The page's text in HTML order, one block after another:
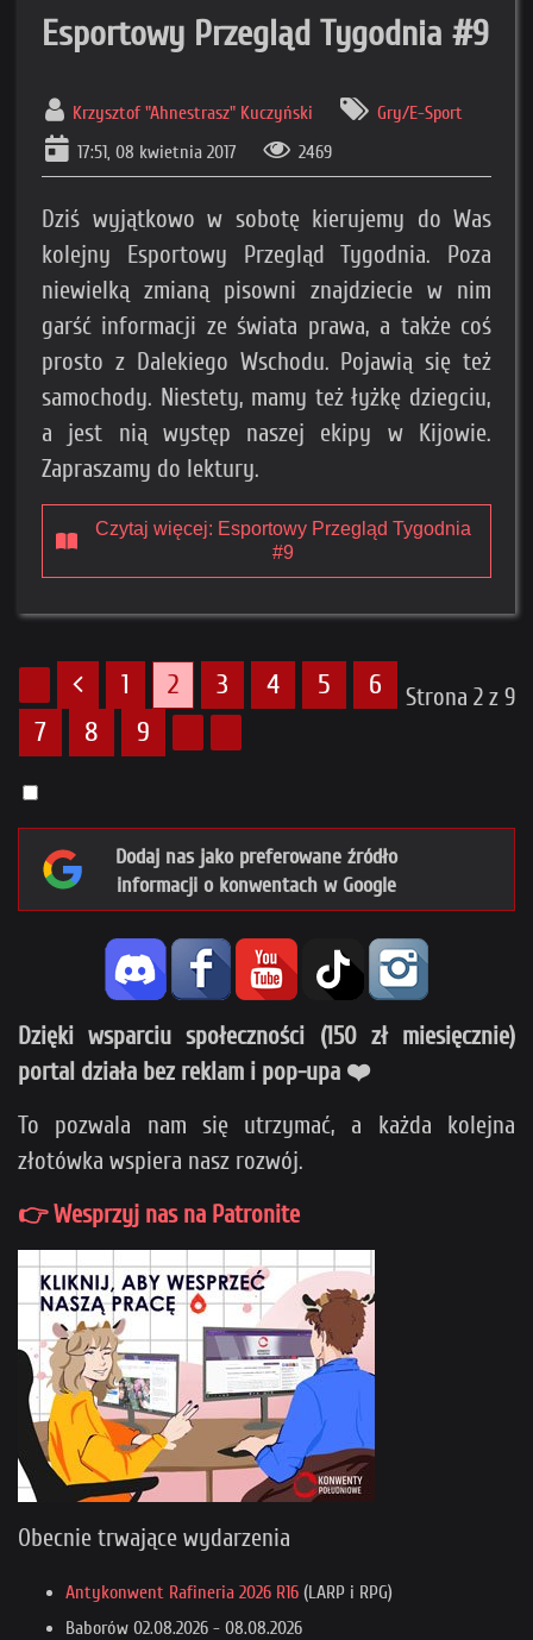
Esportowy Przegląd Tygodnia #9
Krzysztof "Ahnestrasz" Kuczyński
Gry/E-Sport
17:51, 08 kwietnia 2017
2469
Dziś wyjątkowo w sobotę kierujemy do Was
kolejny Esportowy Przegląd Tygodnia. Poza
niewielką zmianą pisowni znajdziecie w nim
garść informacji ze świata prawa, a także coś
prosto z Dalekiego Wschodu. Pojawią się też
samochody. Niestety, mamy też łyżkę dziegciu,
a jest nią występ naszej ekipy w Kijowie.
Zapraszamy do lektury.
Czytaj więcej: Esportowy Przegląd Tygodnia
#9
Strona 2 z 9
1 2 3 4 5
6
7
8 9
Dodaj nas jako preferowane źródło
informacji o konwentach w Google
Dzięki wsparciu społeczności (150 zł miesięcznie)
portal działa bez reklam i pop-upa ❤️
To pozwala nam się utrzymać, a każda kolejna
złotówka wspiera nasz rozwój.
👉 Wesprzyj nas na Patronite
Obecnie trwające wydarzenia
Antykonwent Rafineria 2026 R16 (LARP i RPG)
Baborów 02.08.2026 - 08.08.2026